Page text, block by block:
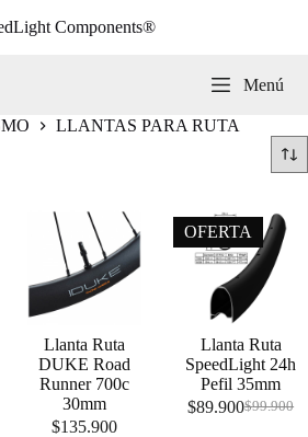
Components®
Menú
LLANTAS PARA RUTA
Llanta Ruta
DUKE Road
Runner 700c
30mm
$135.900
OFERTA
Llanta Ruta
SpeedLight 24h
Pefil 35mm
$99.900
El
$89.900El